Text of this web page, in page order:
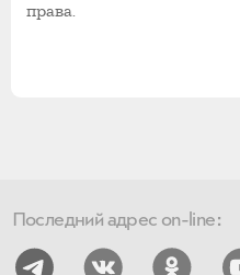
права.
Последний адрес on-line: